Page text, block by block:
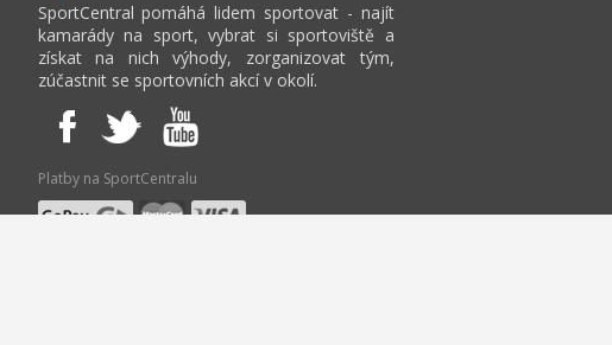
SportCentral pomáhá lidem sportovat - najít
kamarády na sport, vybrat si sportoviště a
získat na nich výhody, zorganizovat tým,
zúčastnit se sportovních akcí v okolí.
Platby na SportCentralu